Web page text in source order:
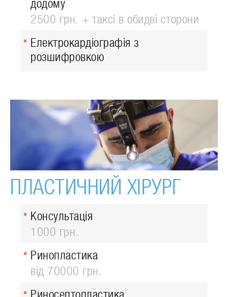
додому
2500 грн. + таксі в обидві сторони
Електрокардіографія з
розшифровкою
ПЛАСТИЧНИЙ ХІРУРГ
Консультація
1000 грн.
Ринопластика
від 70000 грн.